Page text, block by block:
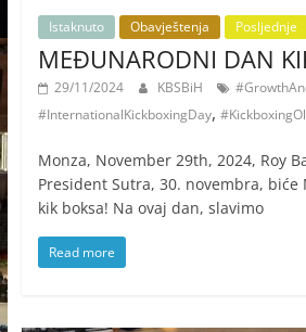
Istaknuto Obavještenja Posljednje
MEĐUNARODNI DAN
29/11/2024 KBSBiH
#InternationalKickboxingDay,
Monza, November 29th, 2024, Roy
President Sutra, 30. novembra,
kik boksa! Na ovaj dan, slavimo
Read more